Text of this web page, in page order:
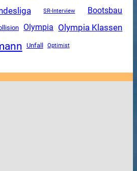
SR-Interview Bootsbau
Olympia Olympia Klassen
Unfall Optimist